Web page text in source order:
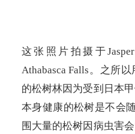
这张照片拍摄于Jasper
Athabasca Falls。之所以
的松树林因为受到日本
本身健康的松树是不会
围大量的松树因病虫害